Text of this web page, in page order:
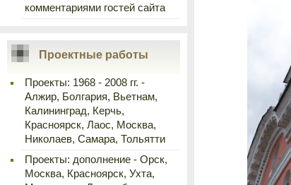
комментариями гостей сайта
Проектные работы
Проекты: 1968 - 2008 гг. -
Алжир, Болгария, Вьетнам,
Калининград, Керчь,
Красноярск, Лаос, Москва,
Николаев, Самара, Тольятти
Проекты: дополнение - Орск,
Москва, Красноярск, Ухта,